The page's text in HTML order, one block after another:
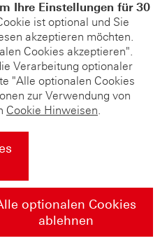
Ihre Einstellungen für 30
ist optional und Sie
akzeptieren möchten.
Cookies akzeptieren".
Verarbeitung optionaler
"Alle optionalen Cookies
zur Verwendung von
Cookie Hinweisen.
optionalen Cookies
ablehnen